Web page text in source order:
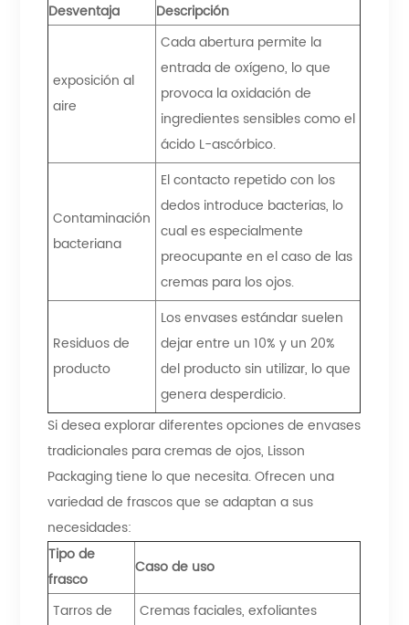
Desventaja
Descripción
exposición al
aire
Cada abertura permite la
entrada de oxígeno, lo que
provoca la oxidación de
ingredientes sensibles como el
ácido L-ascórbico.
Contaminación
bacteriana
El contacto repetido con los
dedos introduce bacterias, lo
cual es especialmente
preocupante en el caso de las
cremas para los ojos.
Residuos de
producto
Los envases estándar suelen
dejar entre un 10% y un 20%
del producto sin utilizar, lo que
genera desperdicio.
Si desea explorar diferentes opciones de envases
tradicionales para cremas de ojos, Lisson
Packaging tiene lo que necesita. Ofrecen una
variedad de frascos que se adaptan a sus
necesidades:
Tipo de
frasco
Caso de uso
Tarros de
Cremas faciales, exfoliantes